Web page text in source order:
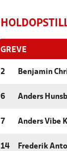
GREVE
2 Benjamin
6 Anders
7 Anders Vibe
14 Frederik